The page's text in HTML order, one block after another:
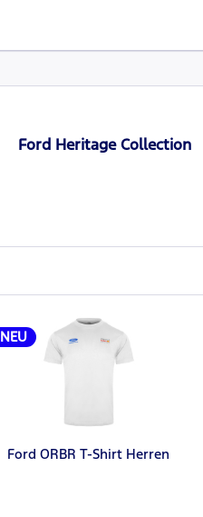
Ford Heritage Collection
NEU
Ford ORBR T-Shirt Herren